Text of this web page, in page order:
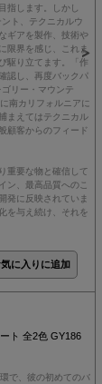
指します。しかし
ト、テクニカルウ
ギアを製作、技術や
限界を感じ、これま
駆り立てます。「作
認し、再度バックパ
リー・マウンテ
南カリフォルニアに
まえてはテクニカル
顧客からのフィード
重要な物と確信して
ン、最高品質へのこ
発に反映されていま
を与え続け、それを
ト 全2色 GY186
で、彼の初めてのバ